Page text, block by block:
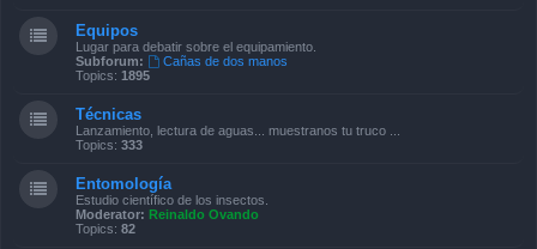
Equipos
Lugar para debatir sobre el equipamiento.
Subforum:
Cañas de dos manos
Topics: 1895
Técnicas
Lanzamiento, lectura de aguas... muestranos tu truco ...
Topics: 333
Entomología
Estudio científico de los insectos.
Moderator: Reinaldo Ovando
Topics: 82